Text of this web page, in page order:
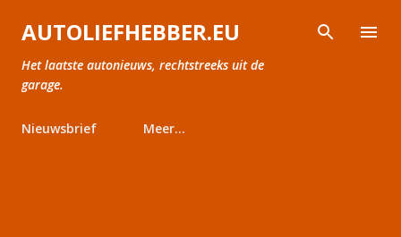
Doorgaan naar hoofdcontent
AUTOLIEFHEBBER.EU
Het laatste autonieuws, rechtstreeks uit de
garage.
Nieuwsbrief Meer…